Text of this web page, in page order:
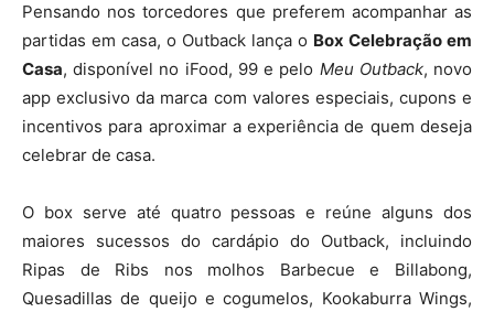
Pensando nos torcedores que preferem acompanhar as
partidas em casa, o Outback lança o Box Celebração em
Casa, disponível no iFood, 99 e pelo Meu Outback, novo
app exclusivo da marca com valores especiais, cupons e
incentivos para aproximar a experiência de quem deseja
celebrar de casa.
O box serve até quatro pessoas e reúne alguns dos
maiores sucessos do cardápio do Outback, incluindo
Ripas de Ribs nos molhos Barbecue e Billabong,
Quesadillas de queijo e cogumelos, Kookaburra Wings,